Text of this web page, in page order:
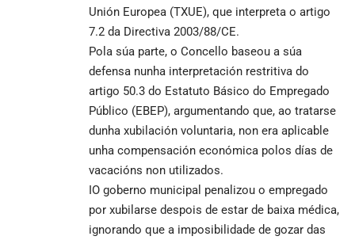
Unión Europea (TXUE), que interpreta o artigo
7.2 da Directiva 2003/88/CE.
Pola súa parte, o Concello baseou a súa
defensa nunha interpretación restritiva do
artigo 50.3 do Estatuto Básico do Empregado
Público (EBEP), argumentando que, ao tratarse
dunha xubilación voluntaria, non era aplicable
unha compensación económica polos días de
vacacións non utilizados.
IO goberno municipal penalizou o empregado
por xubilarse despois de estar de baixa médica,
ignorando que a imposibilidade de gozar das